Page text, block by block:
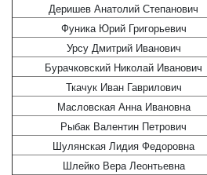
Деришев Анатолий Степанович
Фуника Юрий Григорьевич
Урсу Дмитрий Иванович
Бурачковский Николай Иванович
Ткачук Иван Гаврилович
Масловская Анна Ивановна
Рыбак Валентин Петрович
Шулянская Лидия Федоровна
Шлейко Вера Леонтьевна